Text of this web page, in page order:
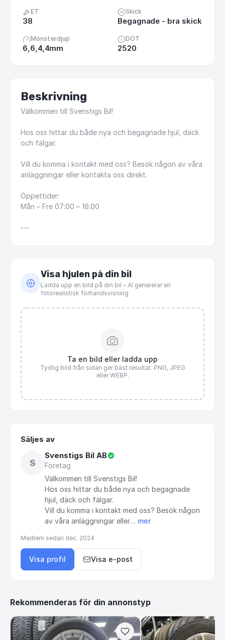
ET
38
Skick
Begagnade - bra skick
Mönsterdjup
6,6,4,4mm
DOT
2520
Beskrivning
Välkommen till Svenstigs Bil!
Hos oss hittar du både nya och begagnade hjul, däck
och fälgar.
Vill du komma i kontakt med oss? Besök någon av våra
anläggningar eller kontakta oss direkt.
Öppettider:
Mån – Fre 07:00 – 16:00
---
Visa hjulen på din bil
Ladda upp en bild på din bil – AI genererar en
fotorealistisk förhandsvisning
Ta en bild eller ladda upp
Tydlig bild från sidan ger bäst resultat. PNG, JPEG
eller WEBP.
Säljes av
S
Svenstigs Bil AB
Företag
Välkommen till Svenstigs Bil!
Hos oss hittar du både nya och begagnade
hjul, däck och fälgar.
Vill du komma i kontakt med oss? Besök någon
av våra anläggningar eller… mer
Medlem sedan dec. 2024
Visa profil Visa e-post
Rekommenderas för din annonstyp